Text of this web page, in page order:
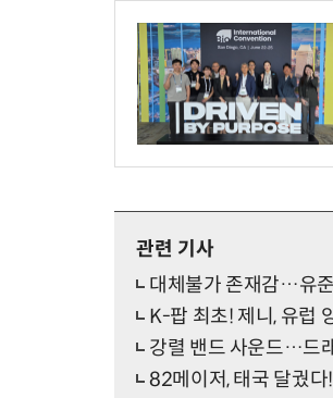
관련 기사
대체불가 존재감…유
K-팝 최초! 제니, 유럽
강렬 밴드 사운드…드
82메이저, 태국 달궜다